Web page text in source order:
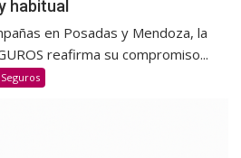
habitual
en Posadas y Mendoza, la
reafirma su compromiso...